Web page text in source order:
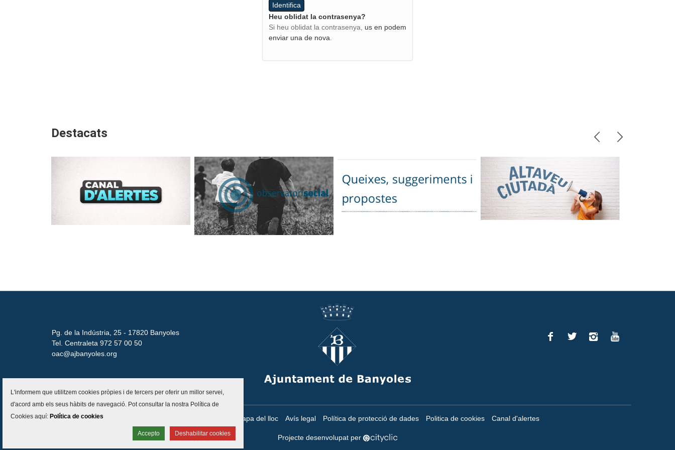
Heu oblidat la contrasenya?
Si heu oblidat la contrasenya, us en podem
enviar una de nova.
Destacats Anterior
Pg. de la Indústria, 25 - 17820 Banyoles
Tel. Centraleta 972 57 00 50
oac@ajbanyoles.org
Facebook
Twitter Instagram
Mapa del lloc Avís legal Política de protecció de dades Politica de cookies Canal d'alertes
Projecte desenvolupat per
L'informem que utilitzem cookies pròpies i de tercers per oferir un millor servei,
d'acord amb els seus hàbits de navegació. Pot consultar la nostra Política de
Cookies aquí: Política de cookies
Accepto Deshabilitar cookies